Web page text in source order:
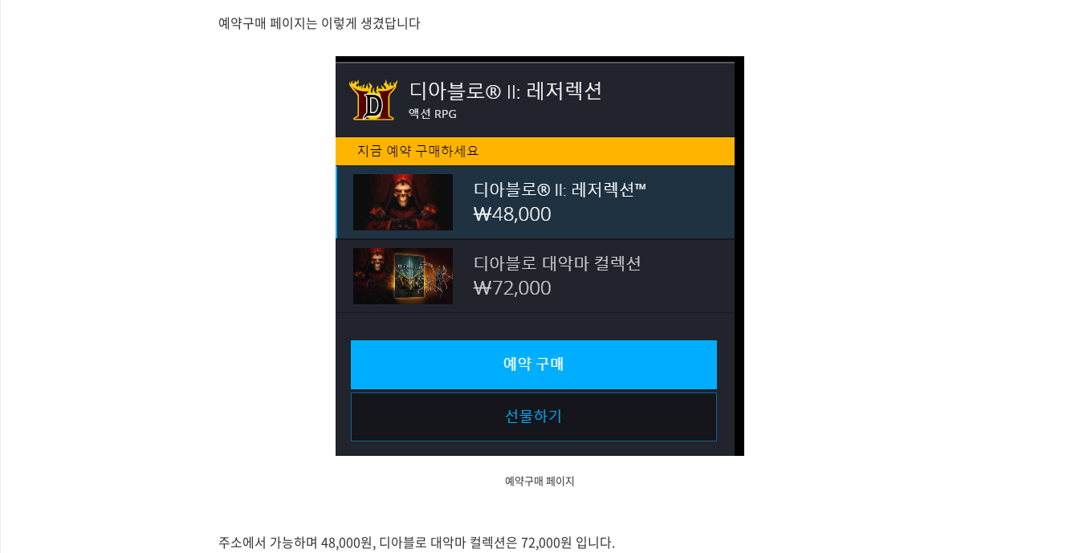
예약구매 페이지는 이렇게 생겼답니다
예약구매 페이지
주소에서 가능하며 48,000원, 디아블로 대악마 컬렉션은 72,000원 입니다.